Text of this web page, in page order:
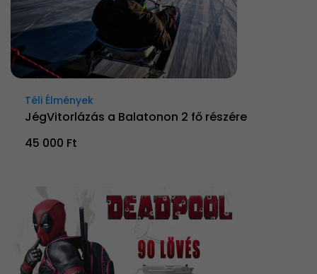
Téli Élmények
JégVitorlázás a Balatonon 2 fő részére
45 000 Ft